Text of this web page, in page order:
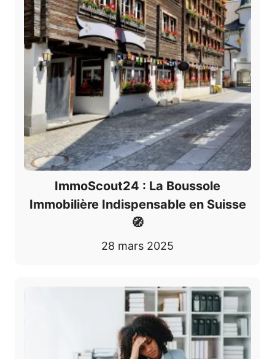
ImmoScout24 : La Boussole
Immobilière Indispensable en Suisse
🧭
28 mars 2025